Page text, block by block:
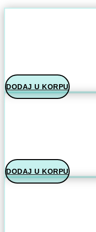
DODAJ U KORPU
DODAJ U KORPU